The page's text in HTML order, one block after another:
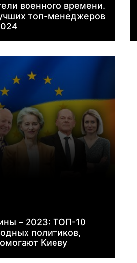
военного времени.
топ-менеджеров
– 2023: ТОП-10
политиков,
Киеву